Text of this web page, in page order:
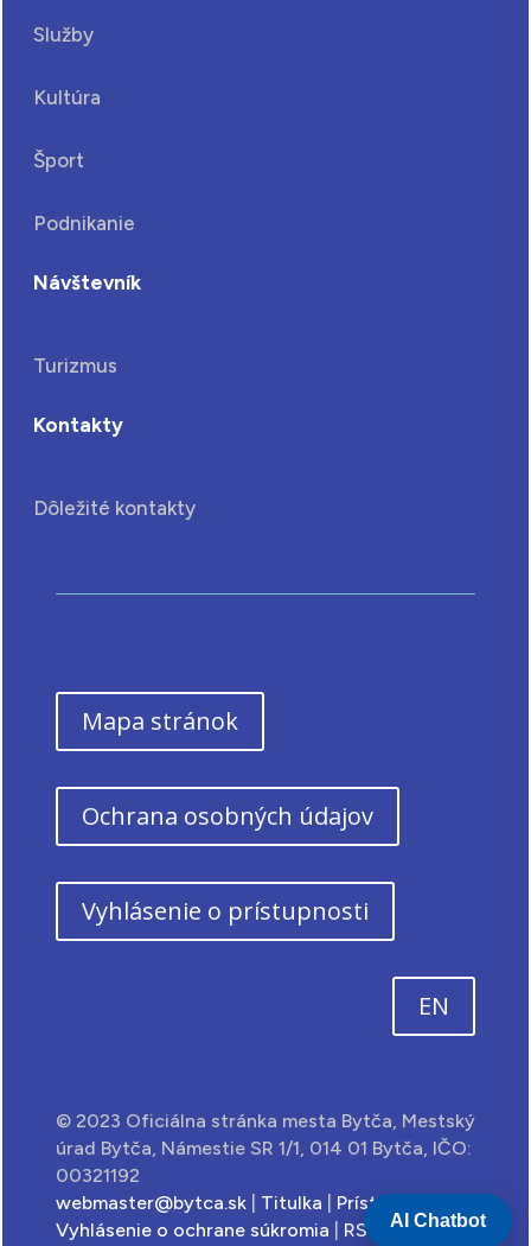
Služby
Kultúra
Šport
Podnikanie
Návštevník
Turizmus
Kontakty
Dôležité kontakty
Mapa stránok
Ochrana osobných údajov
Vyhlásenie o prístupnosti
EN
© 2023 Oficiálna stránka mesta Bytča, Mestský
úrad Bytča, Námestie SR 1/1, 014 01 Bytča, IČO:
00321192
webmaster@bytca.sk| Titulka Prístupnosť
Vyhlásenie o ochrane súkromia
RSS feedAI Chatbot